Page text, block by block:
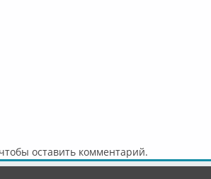
оставить комментарий.